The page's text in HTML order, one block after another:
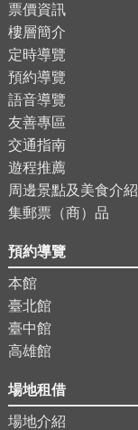
票價資訊
樓層簡介
定時導覽
預約導覽
語音導覽
友善專區
交通指南
遊程推薦
周邊景點及美食介紹
集郵票（商）品
預約導覽
本館
臺北館
臺中館
高雄館
場地租借
場地介紹